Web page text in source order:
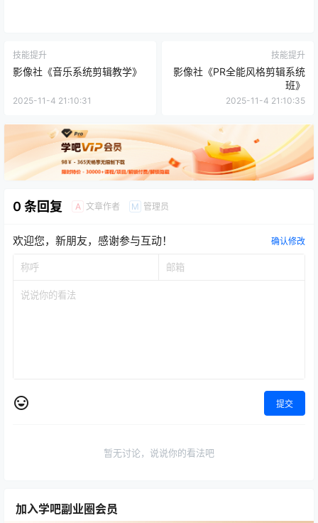
技能提升
影像社《音乐系统剪辑教学》
2025-11-4 21:10:31
技能提升
影像社《PR全能风格剪辑系统
班》
2025-11-4 21:10:35
0 条回复 A 文章作者 M 管理员
欢迎您，新朋友，感谢参与互动！ 确认修改
提交
暂无讨论，说说你的看法吧
加入学吧副业圈会员